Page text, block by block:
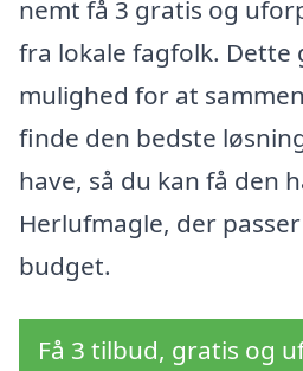
nemt få 3 gratis og
fra lokale fagfolk. Dette
mulighed for at
finde den bedste
have, så du kan få den
Herlufmagle, der
budget.
Få 3 tilbud, gratis og